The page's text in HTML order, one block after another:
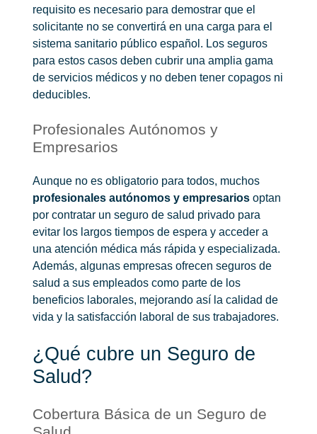
requisito es necesario para demostrar que el
solicitante no se convertirá en una carga para el
sistema sanitario público español. Los seguros
para estos casos deben cubrir una amplia gama
de servicios médicos y no deben tener copagos ni
deducibles.
Profesionales Autónomos y
Empresarios
Aunque no es obligatorio para todos, muchos
profesionales autónomos y empresarios optan
por contratar un seguro de salud privado para
evitar los largos tiempos de espera y acceder a
una atención médica más rápida y especializada.
Además, algunas empresas ofrecen seguros de
salud a sus empleados como parte de los
beneficios laborales, mejorando así la calidad de
vida y la satisfacción laboral de sus trabajadores.
¿Qué cubre un Seguro de
Salud?
Cobertura Básica de un Seguro de